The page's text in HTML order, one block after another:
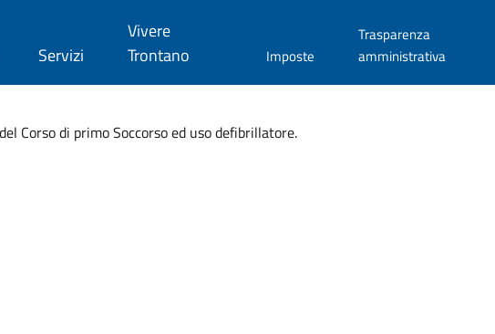
Servizi
Vivere
Trontano
Imposte
Trasparenza
amministrativa
Corso di primo Soccorso ed uso defibrillatore.